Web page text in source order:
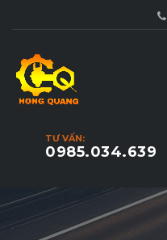
TƯ VẤN:
0985.034.639